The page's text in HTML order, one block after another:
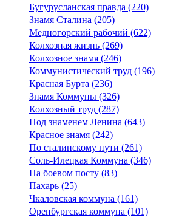
Бугурусланская правда (220)
Знамя Сталина (205)
Медногорский рабочий (622)
Колхозная жизнь (269)
Колхозное знамя (246)
Коммунистический труд (196)
Красная Бурта (236)
Знамя Коммуны (326)
Колхозный труд (287)
Под знаменем Ленина (643)
Красное знамя (242)
По сталинскому пути (261)
Соль-Илецкая Коммуна (346)
На боевом посту (83)
Пахарь (25)
Чкаловская коммуна (161)
Оренбургская коммуна (101)